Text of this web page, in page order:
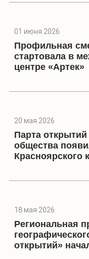
01 июня 2026
Профильная
стартовала в
центре «Артек»
20 мая 2026
Парта открытий
общества
Красноярского
18 мая 2026
Региональная
открытий»